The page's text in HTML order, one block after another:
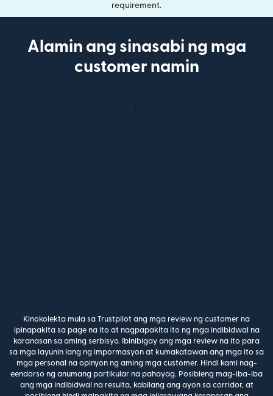
requirement.
Alamin ang sinasabi ng mga
customer namin
Kinokolekta mula sa Trustpilot ang mga review ng customer na
ipinapakita sa page na ito at nagpapakita ito ng mga indibidwal na
karanasan sa aming serbisyo. Ibinibigay ang mga review na ito para
sa mga layunin lang ng impormasyon at kumakatawan ang mga ito sa
mga personal na opinyon ng aming mga customer. Hindi kami nag-
eendorso ng anumang partikular na pahayag. Posibleng mag-iba-iba
ang mga indibidwal na resulta, kabilang ang ayon sa corridor, at